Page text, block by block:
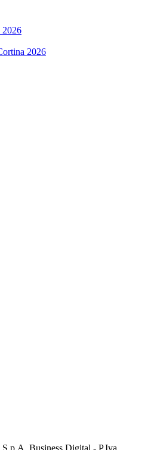
2026
2026
Business Digital - P.Iva